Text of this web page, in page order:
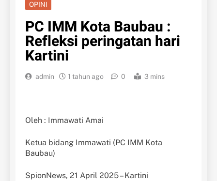
OPINI
PC IMM Kota Baubau :
Refleksi peringatan hari
Kartini
admin 1 tahun ago 0 3 mins
Oleh : Immawati Amai
Ketua bidang Immawati (PC IMM Kota
Baubau)
SpionNews, 21 April 2025 – Kartini